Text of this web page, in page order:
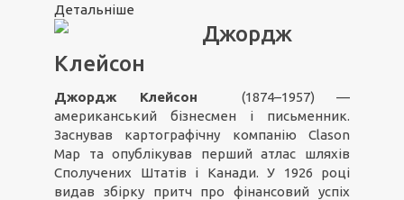
Детальніше
Джордж
Клейсон
Джордж Клейсон (1874–1957) —
американський бізнесмен і письменник.
Заснував картографічну компанію Clason
Map та опублікував перший атлас шляхів
Сполучених Штатів і Канади. У 1926 році
видав збірку притч про фінансовий успіх